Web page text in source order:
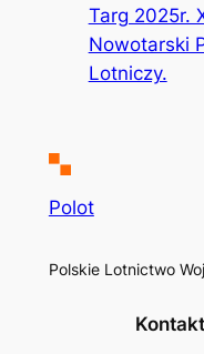
Targ 2025r.
Nowotarski
Lotniczy.
Polot
Polskie Lotnictwo
Kontakt